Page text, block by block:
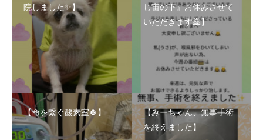
院しました✨】
じ宙の下』お休みさせて
いただきます🙇】
【命を繋ぐ酸素室🍀】
【みーちゃん、無事手術
を終えました】